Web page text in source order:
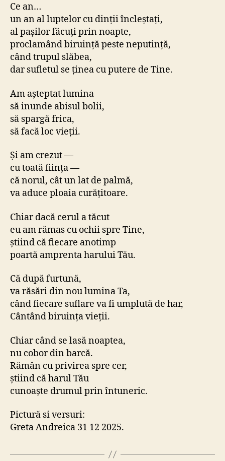
Ce an…
un an al luptelor cu dinții încleștați,
al pașilor făcuți prin noapte,
proclamând biruință peste neputință,
când trupul slăbea,
dar sufletul se ținea cu putere de Tine.
Am așteptat lumina
să inunde abisul bolii,
să spargă frica,
să facă loc vieții.
Și am crezut —
cu toată ființa —
că norul, cât un lat de palmă,
va aduce ploaia curățitoare.
Chiar dacă cerul a tăcut
eu am rămas cu ochii spre Tine,
știind că fiecare anotimp
poartă amprenta harului Tău.
Că după furtună,
va răsări din nou lumina Ta,
când fiecare suflare va fi umplută de har,
Cântând biruința vieții.
Chiar când se lasă noaptea,
nu cobor din barcă.
Rămân cu privirea spre cer,
știind că harul Tău
cunoaște drumul prin întuneric.
Pictură si versuri:
Greta Andreica 31 12 2025.